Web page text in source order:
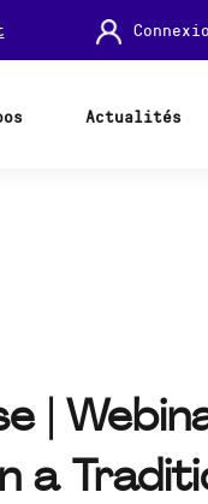
Actualités
|
a